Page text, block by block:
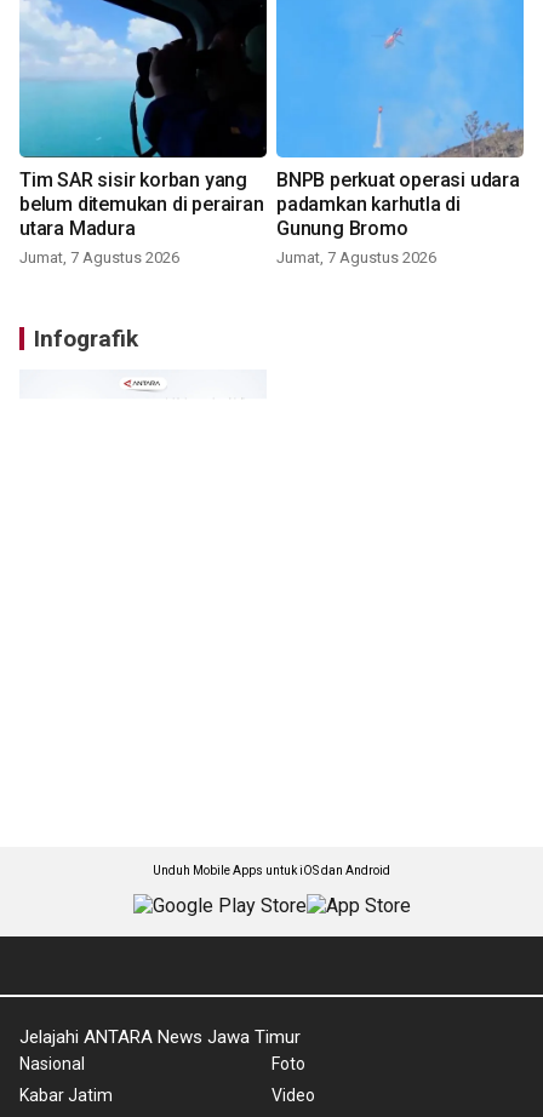
Tim SAR sisir korban yang
belum ditemukan di perairan
utara Madura
Jumat, 7 Agustus 2026
BNPB perkuat operasi udara
padamkan karhutla di
Gunung Bromo
Jumat, 7 Agustus 2026
Infografik
Unduh Mobile Apps untuk iOS dan Android
Jelajahi ANTARA News Jawa Timur
Nasional
Kabar Jatim
Foto
Video